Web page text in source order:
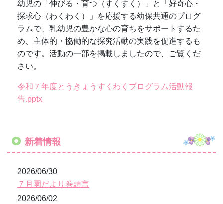
新着情報
2026/06/30
７月園だより巻頭言
2026/06/02
2026/05/26
５月園だより巻頭言
2026/03/03
ひなまつりお茶会